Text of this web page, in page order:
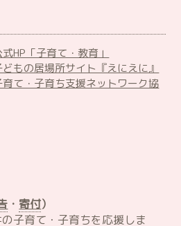
HP「子育て・教育」
もの居場所サイト『えにえに』
て・子育ち支援ネットワーク協
・ 寄付）
子育て・子育ちを応援しま